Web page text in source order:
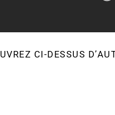
CI-DESSUS